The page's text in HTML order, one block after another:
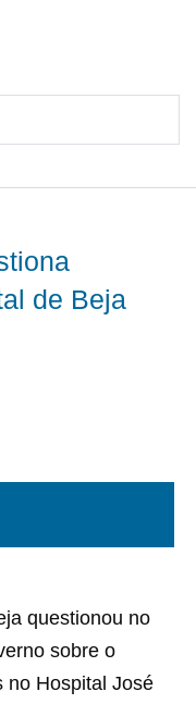
de Beja
questionou no
sobre o
no Hospital José